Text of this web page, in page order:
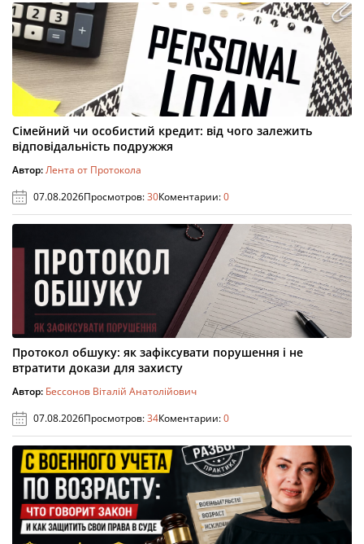
Сімейний чи особистий кредит: від чого залежить
відповідальність подружжя
Автор:Лента от Протокола
07.08.2026Просмотров:30Коментарии:0
Протокол обшуку: як зафіксувати порушення і не
втратити докази для захисту
Автор: Бессонов Віталій Анатолійович
07.08.2026Просмотров:34Коментарии:0